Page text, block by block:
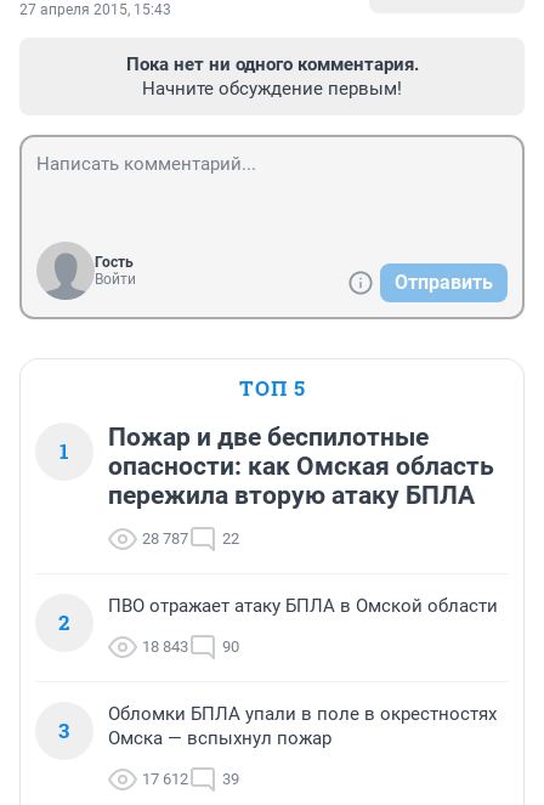
27 апреля 2015, 15:43
Пока нет ни одного комментария.
Начните обсуждение первым!
Гость
Войти
Отправить
ТОП 5
1
Пожар и две беспилотные
опасности: как Омская область
пережила вторую атаку БПЛА
28 787 22
2
ПВО отражает атаку БПЛА в Омской области
18 843 90
3
Обломки БПЛА упали в поле в окрестностях
Омска — вспыхнул пожар
17 612 39